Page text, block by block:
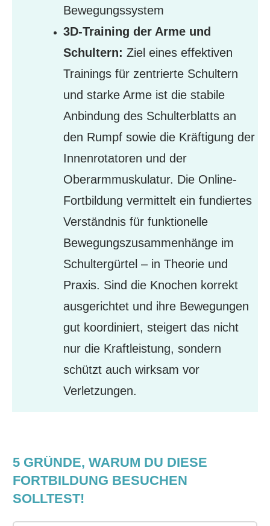
Bewegungssystem
3D-Training der Arme und
Schultern: Ziel eines effektiven
Trainings für zentrierte Schultern
und starke Arme ist die stabile
Anbindung des Schulterblatts an
den Rumpf sowie die Kräftigung der
Innenrotatoren und der
Oberarmmuskulatur. Die Online-
Fortbildung vermittelt ein fundiertes
Verständnis für funktionelle
Bewegungszusammenhänge im
Schultergürtel – in Theorie und
Praxis. Sind die Knochen korrekt
ausgerichtet und ihre Bewegungen
gut koordiniert, steigert das nicht
nur die Kraftleistung, sondern
schützt auch wirksam vor
Verletzungen.
5 GRÜNDE, WARUM DU DIESE
FORTBILDUNG BESUCHEN
SOLLTEST!